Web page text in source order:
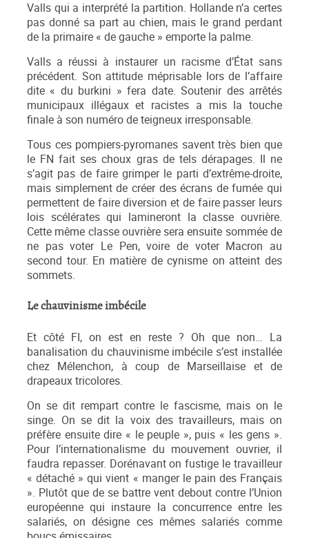
Valls qui a interprété la partition. Hollande n’a certes
pas donné sa part au chien, mais le grand perdant
de la primaire « de gauche » emporte la palme.
Valls a réussi à instaurer un racisme d’État sans
précédent. Son attitude méprisable lors de l’affaire
dite « du burkini » fera date. Soutenir des arrêtés
municipaux illégaux et racistes a mis la touche
finale à son numéro de teigneux irresponsable.
Tous ces pompiers-pyromanes savent très bien que
le FN fait ses choux gras de tels dérapages. Il ne
s’agit pas de faire grimper le parti d’extrême-droite,
mais simplement de créer des écrans de fumée qui
permettent de faire diversion et de faire passer leurs
lois scélérates qui lamineront la classe ouvrière.
Cette même classe ouvrière sera ensuite sommée de
ne pas voter Le Pen, voire de voter Macron au
second tour. En matière de cynisme on atteint des
sommets.
Le chauvinisme imbécile
Et côté FI, on est en reste ? Oh que non… La
banalisation du chauvinisme imbécile s’est installée
chez Mélenchon, à coup de Marseillaise et de
drapeaux tricolores.
On se dit rempart contre le fascisme, mais on le
singe. On se dit la voix des travailleurs, mais on
préfère ensuite dire « le peuple », puis « les gens ».
Pour l’internationalisme du mouvement ouvrier, il
faudra repasser. Dorénavant on fustige le travailleur
« détaché » qui vient « manger le pain des Français
». Plutôt que de se battre vent debout contre l’Union
européenne qui instaure la concurrence entre les
salariés, on désigne ces mêmes salariés comme